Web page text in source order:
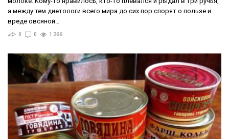
а между тем диетологи всего мира до сих пор спорят о пользе и
вреде овсяной…
0 0 1 266